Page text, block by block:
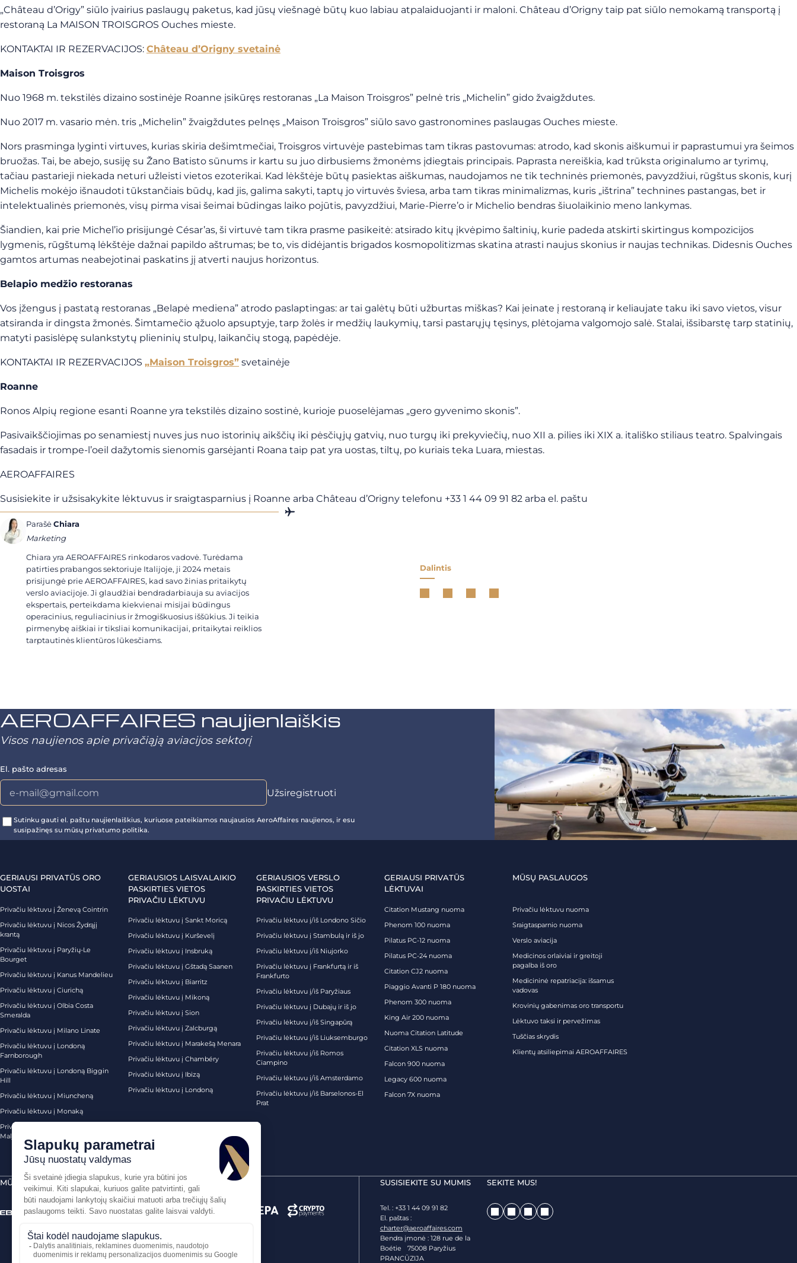
„Château d’Origy” siūlo įvairius paslaugų paketus, kad jūsų viešnagė būtų kuo labiau atpalaiduojanti ir maloni. Château d’Origny taip pat siūlo nemokamą transportą į
restoraną La MAISON TROISGROS Ouches mieste.
KONTAKTAI IR REZERVACIJOS: Château d’Origny svetainė
Maison Troisgros
Nuo 1968 m. tekstilės dizaino sostinėje Roanne įsikūręs restoranas „La Maison Troisgros” pelnė tris „Michelin” gido žvaigždutes.
Nuo 2017 m. vasario mėn. tris „Michelin” žvaigždutes pelnęs „Maison Troisgros” siūlo savo gastronomines paslaugas Ouches mieste.
Nors prasminga lyginti virtuves, kurias skiria dešimtmečiai, Troisgros virtuvėje pastebimas tam tikras pastovumas: atrodo, kad skonis aiškumui ir paprastumui yra šeimos
bruožas. Tai, be abejo, susiję su Žano Batisto sūnums ir kartu su juo dirbusiems žmonėms įdiegtais principais. Paprasta nereiškia, kad trūksta originalumo ar tyrimų,
tačiau pastarieji niekada neturi užleisti vietos ezoterikai. Kad lėkštėje būtų pasiektas aiškumas, naudojamos ne tik techninės priemonės, pavyzdžiui, rūgštus skonis, kurį
Michelis mokėjo išnaudoti tūkstančiais būdų, kad jis, galima sakyti, taptų jo virtuvės šviesa, arba tam tikras minimalizmas, kuris „ištrina” technines pastangas, bet ir
intelektualinės priemonės, visų pirma visai šeimai būdingas laiko pojūtis, pavyzdžiui, Marie-Pierre’o ir Michelio bendras šiuolaikinio meno lankymas.
Šiandien, kai prie Michel’io prisijungė César’as, ši virtuvė tam tikra prasme pasikeitė: atsirado kitų įkvėpimo šaltinių, kurie padeda atskirti skirtingus kompozicijos
lygmenis, rūgštumą lėkštėje dažnai papildo aštrumas; be to, vis didėjantis brigados kosmopolitizmas skatina atrasti naujus skonius ir naujas technikas. Didesnis Ouches
gamtos artumas neabejotinai paskatins jį atverti naujus horizontus.
Belapio medžio restoranas
Vos įžengus į pastatą restoranas „Belapė mediena” atrodo paslaptingas: ar tai galėtų būti užburtas miškas? Kai įeinate į restoraną ir keliaujate taku iki savo vietos, visur
atsiranda ir dingsta žmonės. Šimtamečio ąžuolo apsuptyje, tarp žolės ir medžių laukymių, tarsi pastarųjų tęsinys, plėtojama valgomojo salė. Stalai, išsibarstę tarp statinių,
matyti pasislėpę sulankstytų plieninių stulpų, laikančių stogą, papėdėje.
KONTAKTAI IR REZERVACIJOS „Maison Troisgros” svetainėje
Roanne
Ronos Alpių regione esanti Roanne yra tekstilės dizaino sostinė, kurioje puoselėjamas „gero gyvenimo skonis”.
Pasivaikščiojimas po senamiestį nuves jus nuo istorinių aikščių iki pėsčiųjų gatvių, nuo turgų iki prekyviečių, nuo XII a. pilies iki XIX a. itališko stiliaus teatro. Spalvingais
fasadais ir trompe-l’oeil dažytomis sienomis garsėjanti Roana taip pat yra uostas, tiltų, po kuriais teka Luara, miestas.
AEROAFFAIRES
Susisiekite ir užsisakykite lėktuvus ir sraigtasparnius į Roanne arba Château d’Origny telefonu +33 1 44 09 91 82 arba el. paštu
ParašėChiara
Marketing
Chiara yra AEROAFFAIRES rinkodaros vadovė. Turėdama
patirties prabangos sektoriuje Italijoje, ji 2024 metais
prisijungė prie AEROAFFAIRES, kad savo žinias pritaikytų
verslo aviacijoje. Ji glaudžiai bendradarbiauja su aviacijos
ekspertais, perteikdama kiekvienai misijai būdingus
operacinius, reguliacinius ir žmogiškuosius iššūkius. Ji teikia
pirmenybę aiškiai ir tiksliai komunikacijai, pritaikytai reiklios
tarptautinės klientūros lūkesčiams.
Dalintis
AEROAFFAIRES naujienlaiškis
Visos naujienos apie privačiąją aviacijos sektorį
El. pašto adresas
Sutinku gauti el. paštu naujienlaiškius, kuriuose pateikiamos naujausios AeroAffaires naujienos, ir esu
susipažinęs su mūsų privatumo politika.
GERIAUSI PRIVATŪS ORO
UOSTAI
Privačiu lėktuvu į Ženevą Cointrin
Privačiu lėktuvu į Nicos Žydrąjį
krantą
Privačiu lėktuvu į Paryžių-Le
Bourget
Privačiu lėktuvu į Kanus Mandelieu
Privačiu lėktuvu į Ciurichą
Privačiu lėktuvu į Olbia Costa
Smeralda
Privačiu lėktuvu į Milano Linate
Privačiu lėktuvu į Londoną
Farnborough
Privačiu lėktuvu į Londoną Biggin
Hill
Privačiu lėktuvu į Miuncheną
Privačiu lėktuvu į Monaką
Privačiu lėktuvu į Palma de
Maljorką
GERIAUSIOS LAISVALAIKIO
PASKIRTIES VIETOS
PRIVAČIU LĖKTUVU
Privačiu lėktuvu į Sankt Moricą
Privačiu lėktuvu į Kurševelį
Privačiu lėktuvu į Insbruką
Privačiu lėktuvu į Gštadą Saanen
Privačiu lėktuvu į Biarritz
Privačiu lėktuvu į Mikoną
Privačiu lėktuvu į Sion
Privačiu lėktuvu į Zalcburgą
Privačiu lėktuvu į Marakešą Menara
Privačiu lėktuvu į Chambéry
Privačiu lėktuvu į Ibizą
Privačiu lėktuvu į Londoną
GERIAUSIOS VERSLO
PASKIRTIES VIETOS
PRIVAČIU LĖKTUVU
Privačiu lėktuvu į/iš Londono Sičio
Privačiu lėktuvu į Stambulą ir iš jo
Privačiu lėktuvu į/iš Niujorko
Privačiu lėktuvu į Frankfurtą ir iš
Frankfurto
Privačiu lėktuvu į/iš Paryžiaus
Privačiu lėktuvu į Dubajų ir iš jo
Privačiu lėktuvu į/iš Singapūrą
Privačiu lėktuvu į/iš Liuksemburgo
Privačiu lėktuvu į/iš Romos
Ciampino
Privačiu lėktuvu į/iš Amsterdamo
Privačiu lėktuvu į/iš Barselonos-El
Prat
GERIAUSI PRIVATŪS
LĖKTUVAI
Citation Mustang nuoma
Phenom 100 nuoma
Pilatus PC-12 nuoma
Pilatus PC-24 nuoma
Citation CJ2 nuoma
Piaggio Avanti P 180 nuoma
Phenom 300 nuoma
King Air 200 nuoma
Nuoma Citation Latitude
Citation XLS nuoma
Falcon 900 nuoma
Legacy 600 nuoma
Falcon 7X nuoma
MŪSŲ PASLAUGOS
Privačiu lėktuvu nuoma
Sraigtasparnio nuoma
Verslo aviacija
Medicinos orlaiviai ir greitoji
pagalba iš oro
Medicininė repatriacija: išsamus
vadovas
Krovinių gabenimas oro transportu
Lėktuvo taksi ir pervežimas
Tuščias skrydis
Klientų atsiliepimai AEROAFFAIRES
MŪSŲ SERTIFIKATAI SAUGŪS MOKĖJIMAI PER SUSISIEKITE SU MUMIS
Tel. : +33 1 44 09 91 82
El. paštas :
charter@aeroaffaires.com
Bendra įmonė : 128 rue de la
Boétie 75008 Paryžius
PRANCŪZIJA
SEKITE MUS!